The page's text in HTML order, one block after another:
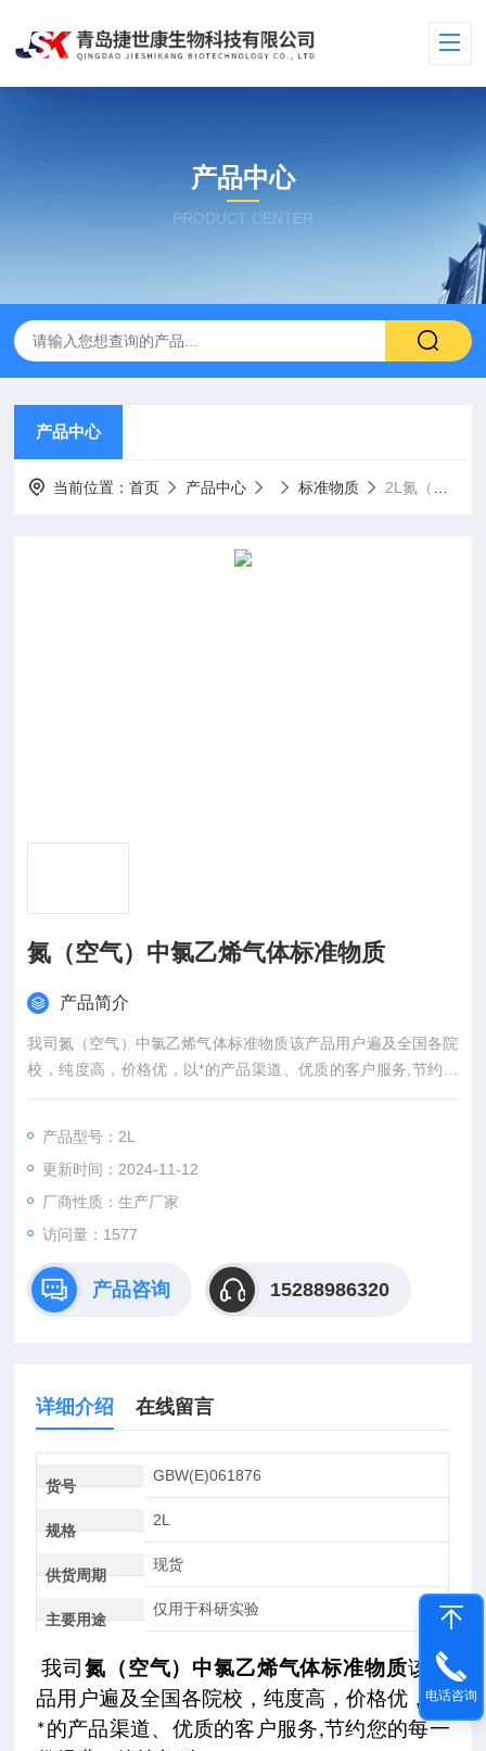
产品中心
PRODUCT CENTER
产品中心
当前位置：首页 产品中心 标准物质 2L氮（空气）中氯乙烯气体标准物质
氮（空气）中氯乙烯气体标准物质
产品简介
我司氮（空气）中氯乙烯气体标准物质该产品用户遍及全国各院
校，纯度高，价格优，以*的产品渠道、优质的客户服务,节约您
的每一份经费，咨询订购。
产品型号：2L
更新时间：2024-11-12
厂商性质：生产厂家
访问量：1577
产品咨询 15288986320
详细介绍 在线留言
货号
GBW(E)061876
规格
2L
供货周期
现货
主要用途
仅用于科研实验
我司 氮（空气）中氯乙烯气体标准物质该产
品用户遍及全国各院校，纯度高，价格优，以
*的产品渠道、优质的客户服务,节约您的每一
电话咨询